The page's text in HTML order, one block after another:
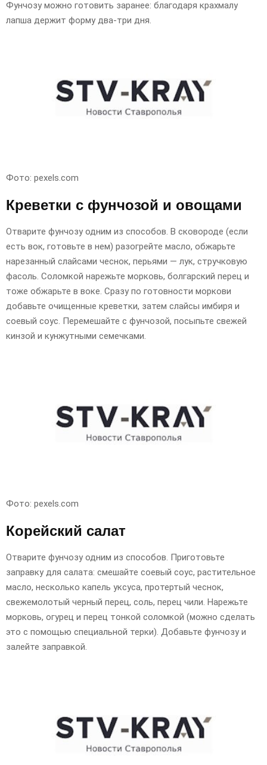
Фунчозу можно готовить заранее: благодаря крахмалу
лапша держит форму два-три дня.
Фото: pexels.com
Креветки с фунчозой и овощами
Отварите фунчозу одним из способов. В сковороде (если
есть вок, готовьте в нем) разогрейте масло, обжарьте
нарезанный слайсами чеснок, перьями — лук, стручковую
фасоль. Соломкой нарежьте морковь, болгарский перец и
тоже обжарьте в воке. Сразу по готовности моркови
добавьте очищенные креветки, затем слайсы имбиря и
соевый соус. Перемешайте с фунчозой, посыпьте свежей
кинзой и кунжутными семечками.
Фото: pexels.com
Корейский салат
Отварите фунчозу одним из способов. Приготовьте
заправку для салата: смешайте соевый соус, растительное
масло, несколько капель уксуса, протертый чеснок,
свежемолотый черный перец, соль, перец чили. Нарежьте
морковь, огурец и перец тонкой соломкой (можно сделать
это с помощью специальной терки). Добавьте фунчозу и
залейте заправкой.